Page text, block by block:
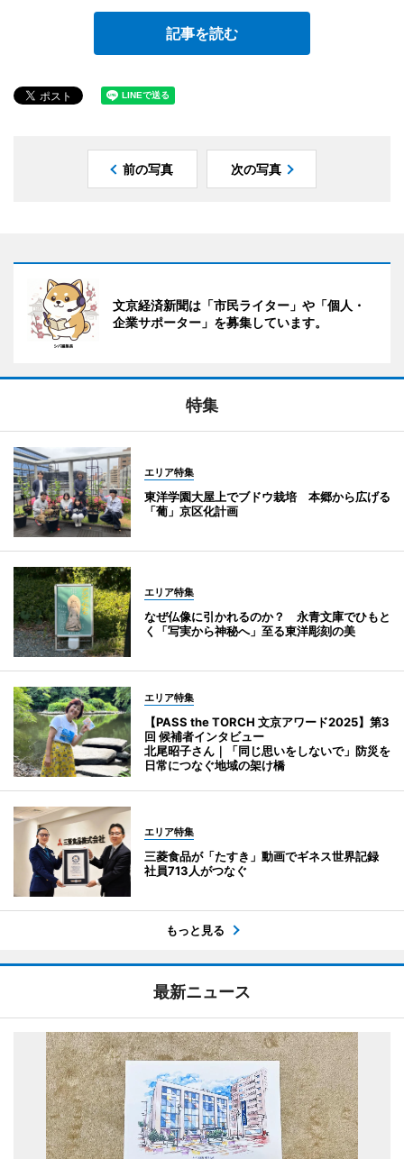
記事を読む
前の写真 次の写真
文京経済新聞は「市民ライター」や「個人・
企業サポーター」を募集しています。
特集
エリア特集
東洋学園大屋上でブドウ栽培 本郷から広げる
「葡」京区化計画
エリア特集
なぜ仏像に引かれるのか？ 永青文庫でひもと
く「写実から神秘へ」至る東洋彫刻の美
エリア特集
【PASS the TORCH 文京アワード2025】第3
回 候補者インタビュー
北尾昭子さん｜「同じ思いをしないで」防災を
日常につなぐ地域の架け橋
エリア特集
三菱食品が「たすき」動画でギネス世界記録
社員713人がつなぐ
もっと見る
最新ニュース